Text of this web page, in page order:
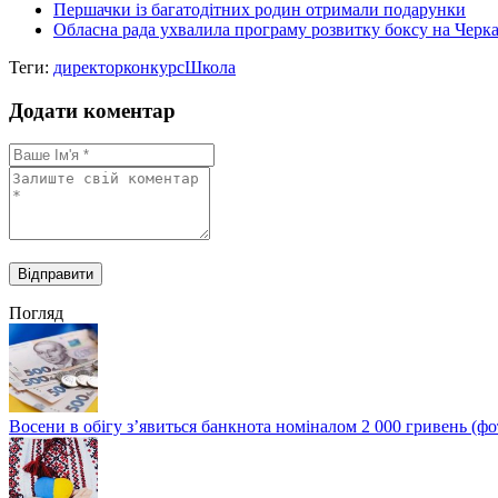
Першачки із багатодітних родин отримали подарунки
Обласна рада ухвалила програму розвитку боксу на
Теги: директорконкурсШкола
Додати коментар
Погляд
Восени в обігу з’явиться банкнота номіналом 2 000 гривень